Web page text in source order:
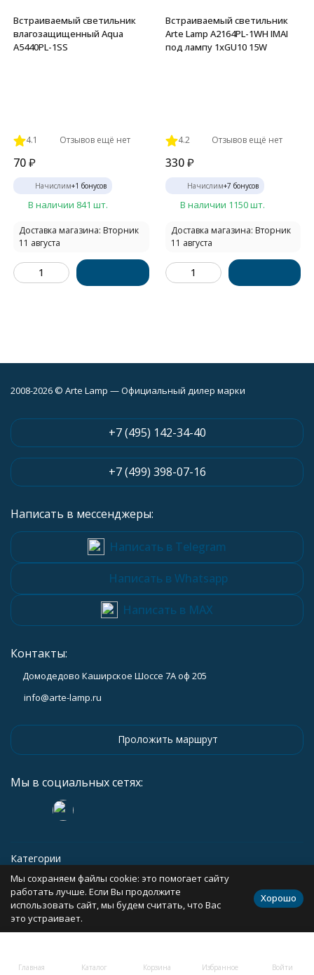
Встраиваемый светильник
влагозащищенный Aqua
A5440PL-1SS
4.1 Отзывов ещё нет
70₽
Начислим+1 бонусов
В наличии 841 шт.
Доставка магазина: Вторник
11 августа
Встраиваемый светильник
Arte Lamp A2164PL-1WH IMAI
под лампу 1xGU10 15W
4.2 Отзывов ещё нет
330 ₽
Начислим+7 бонусов
В наличии 1150 шт.
Доставка магазина: Вторник
11 августа
Главная Каталог Корзина Избранное Войти
2008-2026 © Arte Lamp — Официальный дилер марки
+7 (495) 142-34-40
+7 (499) 398-07-16
Написать в мессенджеры:
Написать в Telegram
Написать в Whatsapp
Написать в MAX
Контакты:
Домодедово Каширское Шоссе 7А оф 205
info@arte-lamp.ru
Проложить маршрут
Мы в социальных сетях:
Категории
Информация
Политика персональных данных Карта сайта
Мы сохраняем файлы cookie: это помогает сайту
работать лучше. Если Вы продолжите
использовать сайт, мы будем считать, что Вас
это устраивает.
Хорошо